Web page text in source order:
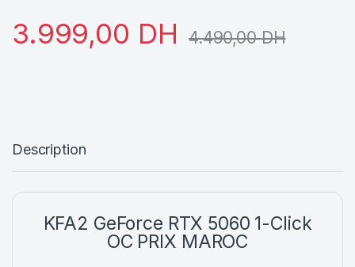
3.999,00 DH 4.490,00DH
Description
KFA2 GeForce RTX 5060 1-Click
OC PRIX MAROC